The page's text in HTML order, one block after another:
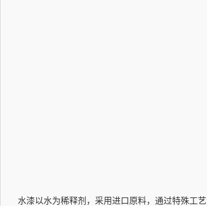
水漆以水为稀释剂，采用进口原料，通过特殊工艺